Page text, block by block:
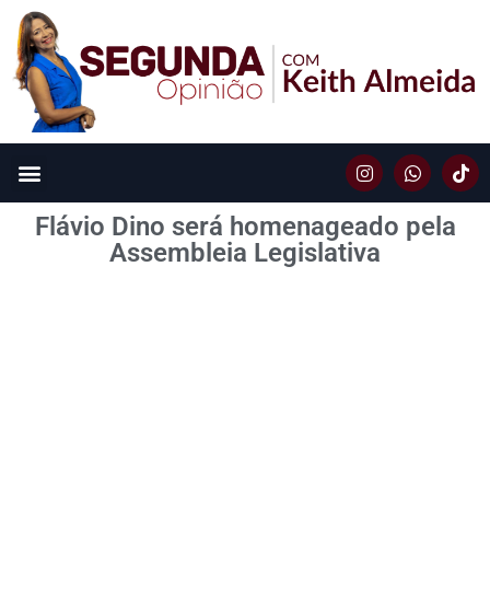
Flávio Dino será homenageado pela
Assembleia Legislativa